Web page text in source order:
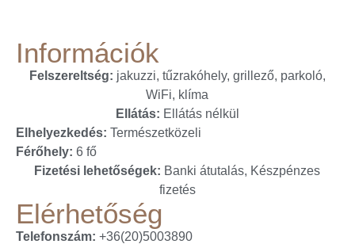
Információk
Felszereltség: jakuzzi, tűzrakóhely, grillező, parkoló,
WiFi, klíma
Ellátás: Ellátás nélkül
Elhelyezkedés: Természetközeli
Férőhely: 6 fő
Fizetési lehetőségek: Banki átutalás, Készpénzes
fizetés
Elérhetőség
Telefonszám: +36(20)5003890